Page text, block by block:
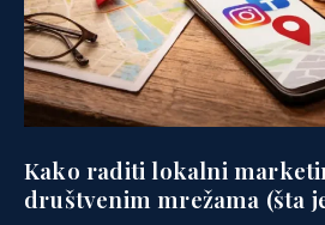
Kako raditi lokalni
društvenim mrežama (šta